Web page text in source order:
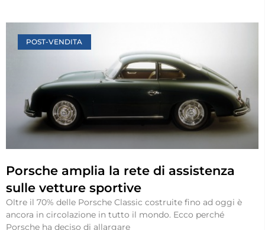
POST-VENDITA
Porsche amplia la rete di assistenza
sulle vetture sportive
Oltre il 70% delle Porsche Classic costruite fino ad oggi è
ancora in circolazione in tutto il mondo. Ecco perché
Porsche ha deciso di allargare